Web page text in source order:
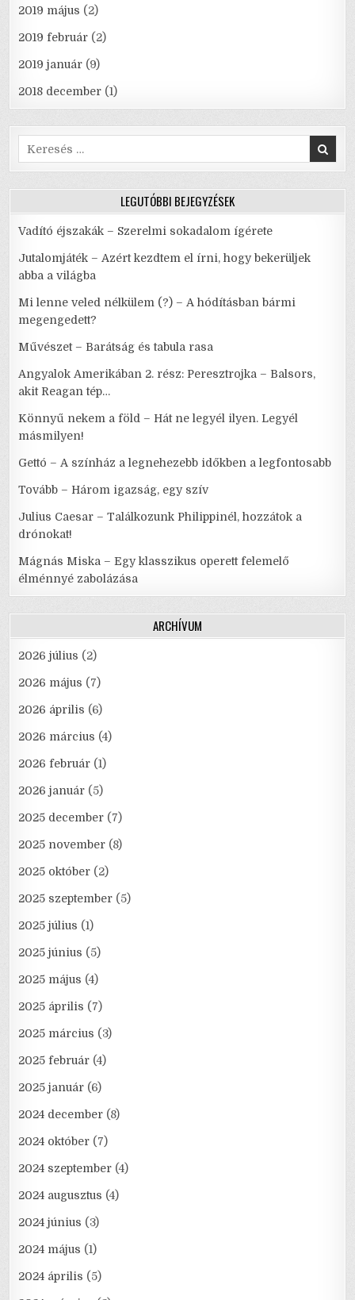
2019 május (2)
2019 február (2)
2019 január (9)
2018 december (1)
Search
for:
LEGUTÓBBI BEJEGYZÉSEK
Vadító éjszakák – Szerelmi sokadalom ígérete
Jutalomjáték – Azért kezdtem el írni, hogy bekerüljek
abba a világba
Mi lenne veled nélkülem (?) – A hódításban bármi
megengedett?
Művészet – Barátság és tabula rasa
Angyalok Amerikában 2. rész: Peresztrojka – Balsors,
akit Reagan tép…
Könnyű nekem a föld – Hát ne legyél ilyen. Legyél
másmilyen!
Gettó – A színház a legnehezebb időkben a legfontosabb
Tovább – Három igazság, egy szív
Julius Caesar – Találkozunk Philippinél, hozzátok a
drónokat!
Mágnás Miska – Egy klasszikus operett felemelő
élménnyé zabolázása
ARCHÍVUM
2026 július (2)
2026 május (7)
2026 április (6)
2026 március (4)
2026 február (1)
2026 január (5)
2025 december (7)
2025 november (8)
2025 október (2)
2025 szeptember (5)
2025 július (1)
2025 június (5)
2025 május (4)
2025 április (7)
2025 március (3)
2025 február (4)
2025 január (6)
2024 december (8)
2024 október (7)
2024 szeptember (4)
2024 augusztus (4)
2024 június (3)
2024 május (1)
2024 április (5)